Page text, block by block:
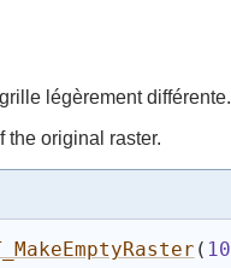
légèrement différente.
the original raster.
( 10